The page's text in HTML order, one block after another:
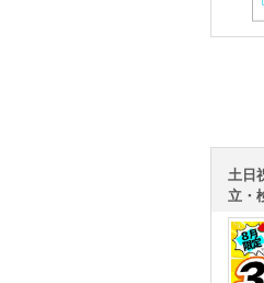
土日
立・